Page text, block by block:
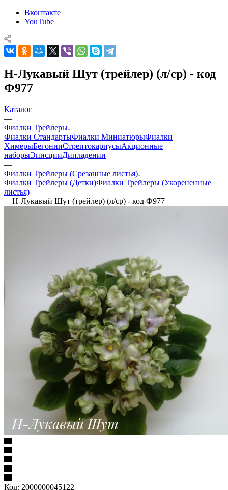
Вконтакте
YouTube
Н-Лукавый Шут (трейлер) (л/ср) - код
Ф977
Каталог
—
Фиалки Трейлеры
Фиалки СтандартыФиалки МиниатюрыФиалки
ХимерыБегонииСтрептокарпусыАкционные
наборыЭписцииДипладении
—
Фиалки Трейлеры (Срезанные листья)
Фиалки Трейлеры (Детки)Фиалки Трейлеры (Укорененные
листья)
—Н-Лукавый Шут (трейлер) (л/ср) - код Ф977
Код: 2000000045122